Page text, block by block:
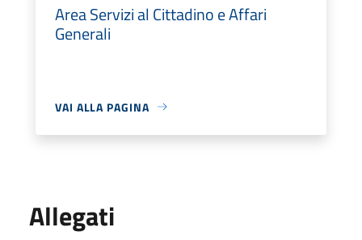
Area Servizi al Cittadino e Affari
Generali
VAI ALLA PAGINA
Allegati